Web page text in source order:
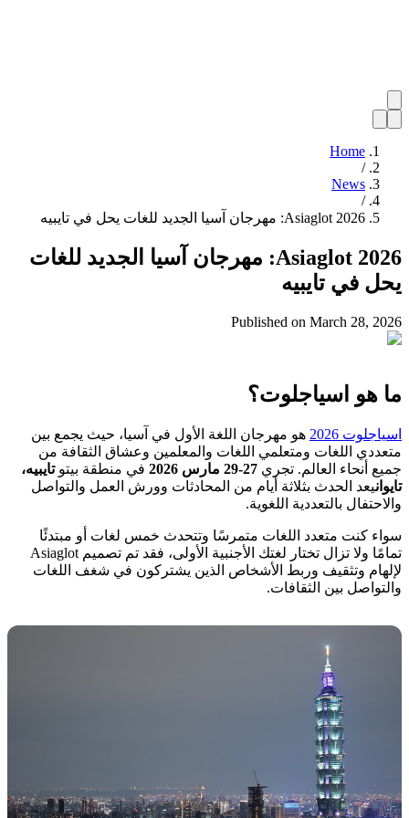
Home
/
News
/
Asiaglot 2026: مهرجان آسيا الجديد للغات يحل في تايبيه
Asiaglot 2026: مهرجان آسيا الجديد للغات
يحل في تايبيه
Published on March 28, 2026
ما هو اسياجلوت؟
اسياجلوت 2026
هو مهرجان اللغة الأول في آسيا، حيث يجمع بين
متعددي اللغات ومتعلمي اللغات والمعلمين وعشاق الثقافة من
جميع أنحاء العالم. تجري 27-29 مارس 2026 في منطقة بيتوتايبيه،
تايوانيعد الحدث بثلاثة أيام من المحادثات وورش العمل والتواصل
والاحتفال بالتعددية اللغوية.
سواء كنت متعدد اللغات متمرسًا وتتحدث خمس لغات أو مبتدئًا
تمامًا ولا تزال تختار لغتك الأجنبية الأولى، فقد تم تصميم Asiaglot
لإلهام وتثقيف وربط الأشخاص الذين يشتركون في شغف اللغات
والتواصل بين الثقافات.